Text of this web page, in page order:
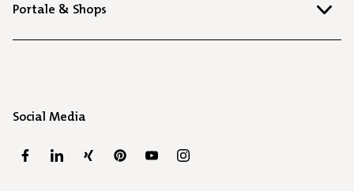
Portale & Shops
Social Media